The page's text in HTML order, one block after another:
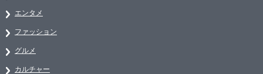
エンタメ
ファッション
グルメ
カルチャー